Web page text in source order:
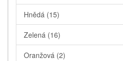
Hnědá (15)
Zelená (16)
Oranžová (2)